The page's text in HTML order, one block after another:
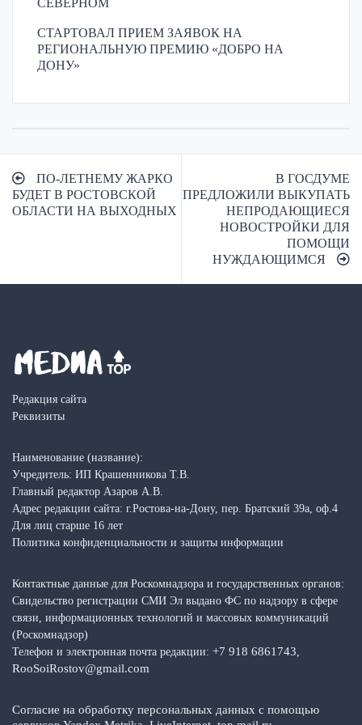
СЕВЕРНОМ
СТАРТОВАЛ ПРИЕМ ЗАЯВОК НА
РЕГИОНАЛЬНУЮ ПРЕМИЮ «ДОБРО НА
ДОНУ»
Навигация
по
ПО-ЛЕТНЕМУ ЖАРКО
БУДЕТ В РОСТОВСКОЙ
ОБЛАСТИ НА ВЫХОДНЫХ
В ГОСДУМЕ
ПРЕДЛОЖИЛИ ВЫКУПАТЬ
НЕПРОДАЮЩИЕСЯ
НОВОСТРОЙКИ ДЛЯ
ПОМОЩИ
НУЖДАЮЩИМСЯ
Редакция сайта
Реквизиты
Наименование (название):
Учредитель: ИП Крашенникова Т.В.
Главный редактор Азаров А.В.
Адрес редакции сайта: г.Ростова-на-Дону, пер. Братский 39а, оф.4
Для лиц старше 16 лет
Политика конфиденциальности и защиты информации
Контактные данные для Роскомнадзора и государственных органов:
Свидельство регистрации СМИ Эл выдано ФС по надзору в сфере
связи, информационных технологий и массовых коммуникаций
(Роскомнадзор)
Телефон и электронная почта редакции: +7 918 6861743
RooSoiRostov@gmail.com
Согласие на обработку персональных данных с помощью